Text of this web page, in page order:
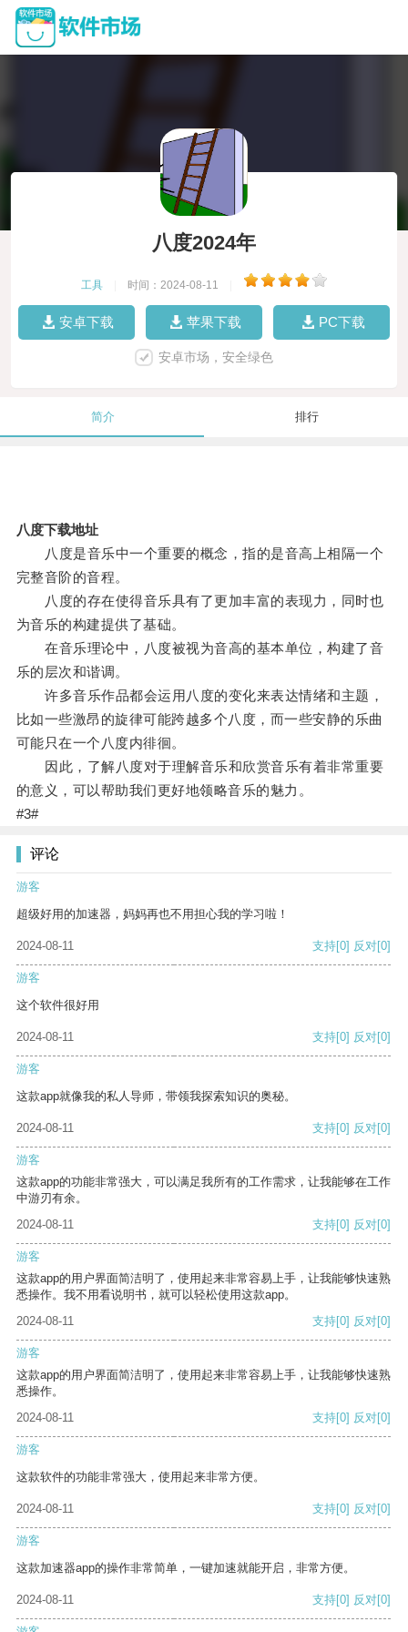
八度2024年
工具 时间：2024-08-11
安卓下载 苹果下载 PC下载
安卓市场，安全绿色
简介 排行
八度下载地址
八度是音乐中一个重要的概念，指的是音高上相隔一个
完整音阶的音程。
八度的存在使得音乐具有了更加丰富的表现力，同时也
为音乐的构建提供了基础。
在音乐理论中，八度被视为音高的基本单位，构建了音
乐的层次和谐调。
许多音乐作品都会运用八度的变化来表达情绪和主题，
比如一些激昂的旋律可能跨越多个八度，而一些安静的乐曲
可能只在一个八度内徘徊。
因此，了解八度对于理解音乐和欣赏音乐有着非常重要
的意义，可以帮助我们更好地领略音乐的魅力。
#3#
评论
游客
超级好用的加速器，妈妈再也不用担心我的学习啦！
2024-08-11 支持[0] 反对[0]
游客
这个软件很好用
2024-08-11 支持[0] 反对[0]
游客
这款app就像我的私人导师，带领我探索知识的奥秘。
2024-08-11 支持[0] 反对[0]
游客
这款app的功能非常强大，可以满足我所有的工作需求，让我能够在工作
中游刃有余。
2024-08-11
支持[0] 反对[0]
游客
这款app的用户界面简洁明了，使用起来非常容易上手，让我能够快速熟
悉操作。我不用看说明书，就可以轻松使用这款app。
2024-08-11
支持[0] 反对[0]
游客
这款app的用户界面简洁明了，使用起来非常容易上手，让我能够快速熟
悉操作。
2024-08-11
支持[0] 反对[0]
游客
这款软件的功能非常强大，使用起来非常方便。
2024-08-11 支持[0] 反对[0]
游客
这款加速器app的操作非常简单，一键加速就能开启，非常方便。
2024-08-11 支持[0] 反对[0]